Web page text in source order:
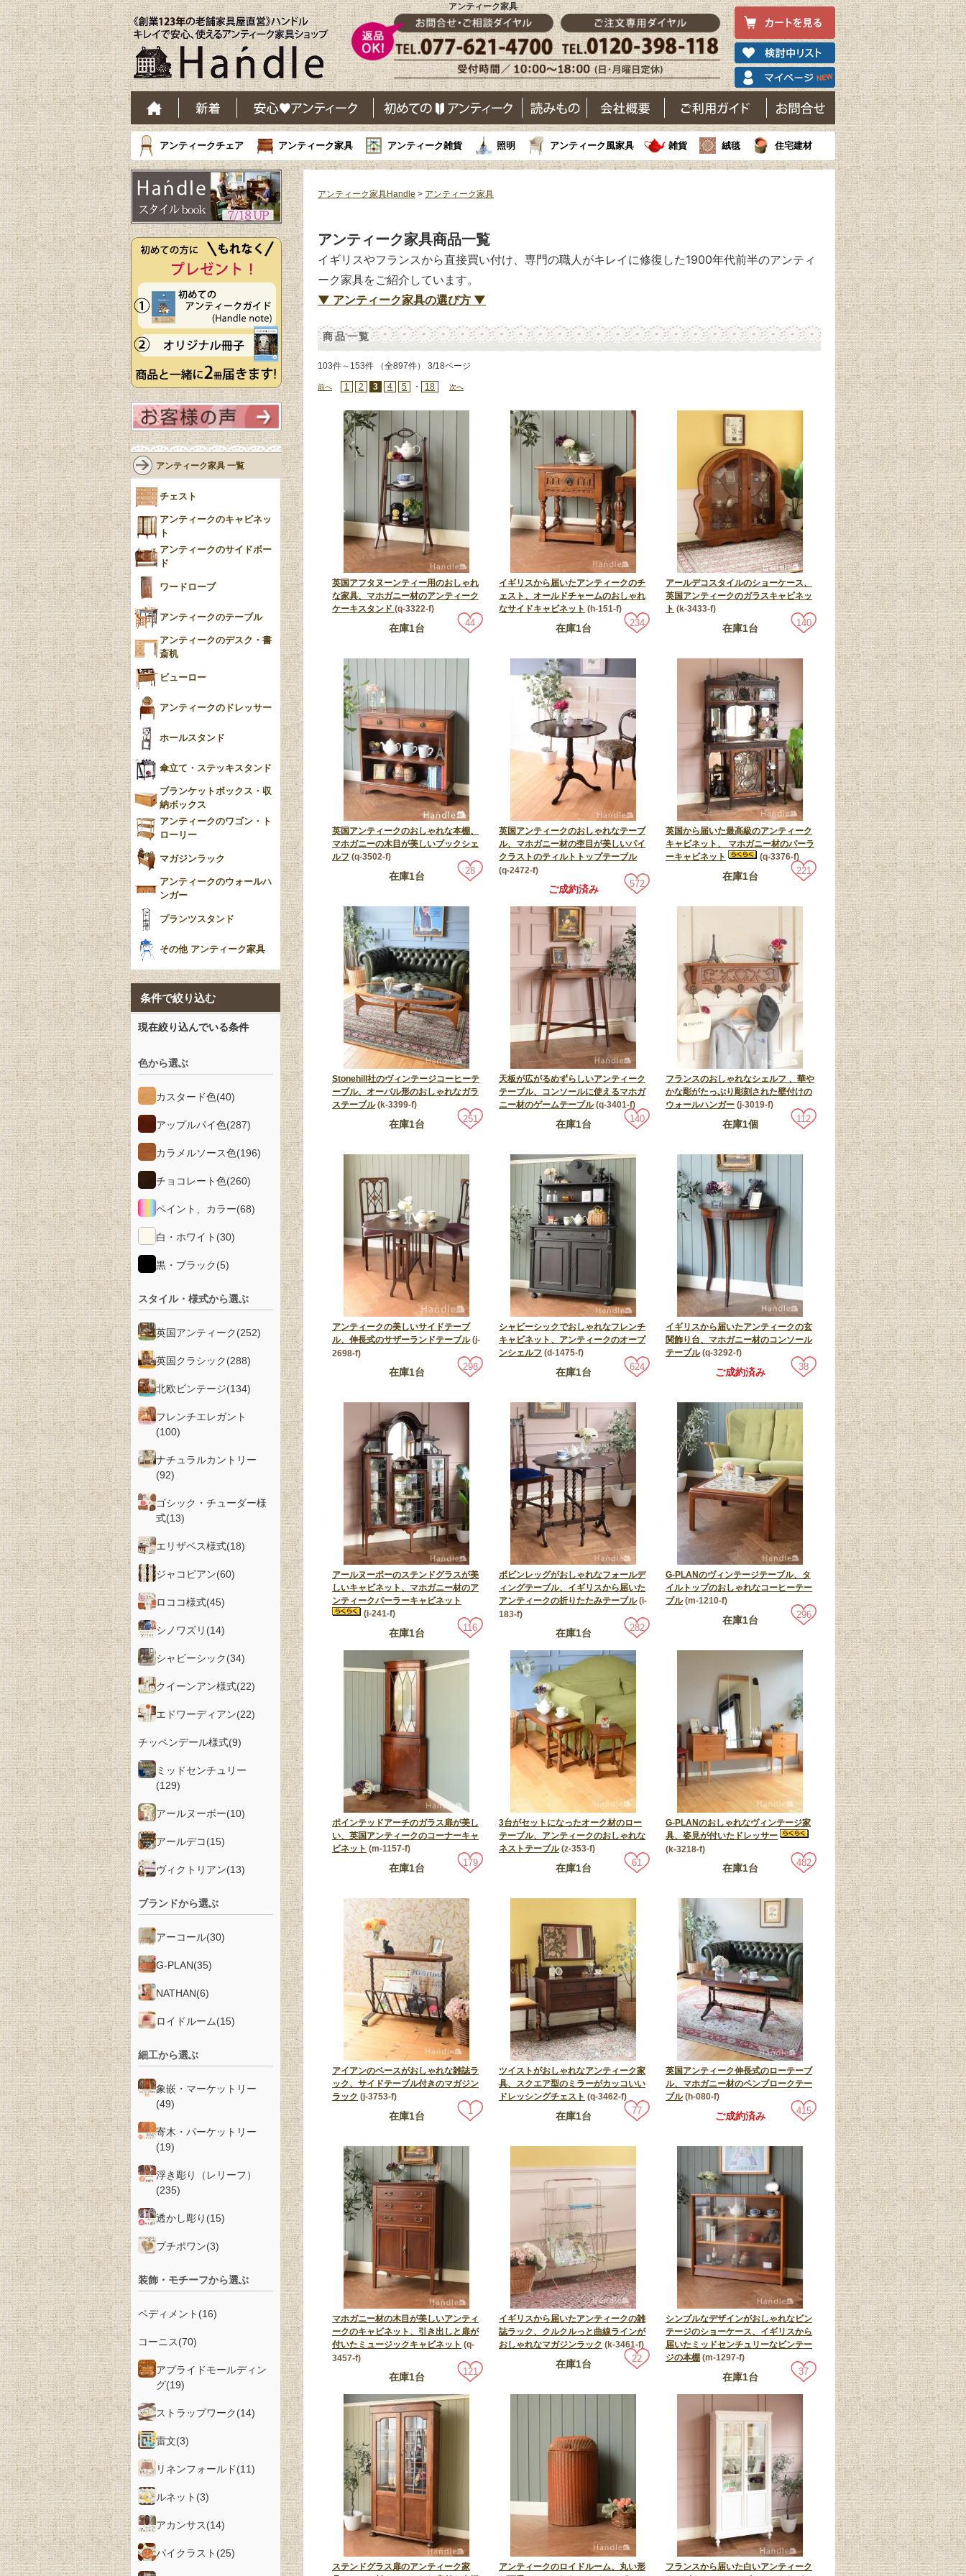
アンティーク家具
アンティークチェア アンティーク家具 アンティーク雑貨 照明 アンティーク風家具 雑貨 絨毯 住宅建材
アンティーク家具Handle > アンティーク家具
アンティーク家具商品一覧
イギリスやフランスから直接買い付け、専門の職人がキレイに修復した1900年代前半のアンティ
ーク家具をご紹介しています。
▼ アンティーク家具の選び方 ▼
商品一覧
103件～153件 （全897件） 3/18ページ
前へ 1 2 3 4 5 ・ 18 次へ
英国アフタヌーンティー用のおしゃれ
な家具、マホガニー材のアンティーク
ケーキスタンド (q-3322-f)
在庫1台 44
イギリスから届いたアンティークのチ
ェスト、オールドチャームのおしゃれ
なサイドキャビネット (h-151-f)
在庫1台 234
アールデコスタイルのショーケース、
英国アンティークのガラスキャビネッ
ト (k-3433-f)
在庫1台 140
英国アンティークのおしゃれな本棚、
マホガニーの木目が美しいブックシェ
ルフ (q-3502-f)
在庫1台 28
英国アンティークのおしゃれなテーブ
ル、マホガニー材の杢目が美しいパイ
クラストのティルトトップテーブル
(q-2472-f)
ご成約済み 572
英国から届いた最高級のアンティーク
キャビネット、 マホガニー材のパーラ
ーキャビネット
(q-3376-f)
在庫1台 221
Stonehill社のヴィンテージコーヒーテ
ーブル、オーバル形のおしゃれなガラ
ステーブル (k-3399-f)
在庫1台 251
天板が広がるめずらしいアンティーク
テーブル、コンソールに使えるマホガ
ニー材のゲームテーブル (q-3401-f)
在庫1台 140
フランスのおしゃれなシェルフ 、華や
かな彫がたっぷり彫刻された壁付けの
ウォールハンガー (j-3019-f)
在庫1個 112
アンティークの美しいサイドテーブ
ル、伸長式のサザーランドテーブル (j-
2698-f)
在庫1台 298
シャビーシックでおしゃれなフレンチ
キャビネット、アンティークのオープ
ンシェルフ (d-1475-f)
在庫1台 624
イギリスから届いたアンティークの玄
関飾り台、マホガニー材のコンソール
テーブル (q-3292-f)
ご成約済み 38
アールヌーボーのステンドグラスが美
しいキャビネット、マホガニー材のア
ンティークパーラーキャビネット
(i-241-f)
在庫1台 116
ボビンレッグがおしゃれなフォールデ
ィングテーブル、イギリスから届いた
アンティークの折りたたみテーブル (i-
183-f)
在庫1台 282
G-PLANのヴィンテージテーブル、タ
イルトップのおしゃれなコーヒーテー
ブル (m-1210-f)
在庫1台 296
ポインテッドアーチのガラス扉が美し
い、英国アンティークのコーナーキャ
ビネット (m-1157-f)
在庫1台 179
3台がセットになったオーク材のロー
テーブル、アンティークのおしゃれな
ネストテーブル (z-353-f)
在庫1台 61
G-PLANのおしゃれなヴィンテージ家
具、姿見が付いたドレッサー
(k-3218-f)
在庫1台 482
アイアンのベースがおしゃれな雑誌ラ
ック、サイドテーブル付きのマガジン
ラック (j-3753-f)
在庫1台 1
ツイストがおしゃれなアンティーク家
具、スクエア型のミラーがカッコいい
ドレッシングチェスト (q-3462-f)
在庫1台 77
英国アンティーク伸長式のローテーブ
ル、マホガニー材のペンブロークテー
ブル (h-080-f)
ご成約済み 415
マホガニー材の木目が美しいアンティ
ークのキャビネット、引き出しと扉が
付いたミュージックキャビネット (q-
3457-f)
在庫1台 121
イギリスから届いたアンティークの雑
誌ラック、クルクルっと曲線ラインが
おしゃれなマガジンラック (k-3461-f)
在庫1台 22
シンプルなデザインがおしゃれなビン
テージのショーケース、イギリスから
届いたミッドセンチュリーなビンテー
ジの本棚 (m-1297-f)
在庫1台 37
ステンドグラス扉のアンティーク家
アンティークのロイドルーム、丸い形
フランスから届いた白いアンティーク
アンティーク家具 一覧
チェスト
アンティークのキャビネッ
ト
アンティークのサイドボー
ド
ワードローブ
アンティークのテーブル
アンティークのデスク・書
斎机
ビューロー
アンティークのドレッサー
ホールスタンド
傘立て・ステッキスタンド
ブランケットボックス・収
納ボックス
アンティークのワゴン・ト
ローリー
マガジンラック
アンティークのウォールハ
ンガー
プランツスタンド
その他 アンティーク家具
条件で絞り込む
現在絞り込んでいる条件
色から選ぶ
カスタード色(40)
アップルパイ色(287)
カラメルソース色(196)
チョコレート色(260)
ペイント、カラー(68)
白・ホワイト (30)
黒・ブラック(5)
スタイル・様式から選ぶ
英国アンティーク(252)
英国クラシック(288)
北欧ビンテージ(134)
フレンチエレガント
(100)
ナチュラルカントリー
(92)
ゴシック・チューダー様
式(13)
エリザベス様式(18)
ジャコビアン(60)
ロココ様式(45)
シノワズリ (14)
シャビーシック(34)
クイーンアン様式(22)
エドワーディアン(22)
チッペンデール様式(9)
ミッドセンチュリー
(129)
アールヌーボー(10)
アールデコ(15)
ヴィクトリアン(13)
ブランドから選ぶ
アーコール(30)
G-PLAN(35)
NATHAN(6)
ロイドルーム(15)
細工から選ぶ
象嵌・マーケットリー
(49)
寄木・パーケットリー
(19)
浮き彫り（レリーフ）
(235)
透かし彫り (15)
プチポワン(3)
装飾・モチーフから選ぶ
ペディメント (16)
コーニス(70)
アプライドモールディン
グ(19)
ストラップワーク(14)
雷文(3)
リネンフォールド(11)
ルネット (3)
アカンサス(14)
パイクラスト (25)